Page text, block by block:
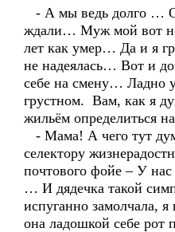
- А мы ведь долго …
ждали… Муж мой вот
лет как умер… Да и я
не надеялась… Вот и
себе на смену… Ладно
грустном. Вам, как я
жильём определиться
- Мама! А чего тут
селектору
почтового фойе – У
… И дядечка такой
испуганно замолчала,
она ладошкой себе рот